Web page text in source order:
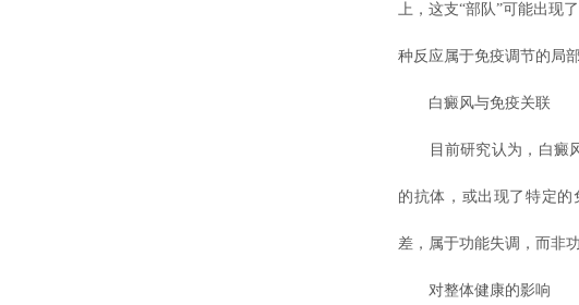
上，这支“部队”可能出现
种反应属于免疫调节的局
白癜风与免疫关联
目前研究认为，白癜风
的抗体，或出现了特定
差，属于功能失调，而非
对整体健康的影响